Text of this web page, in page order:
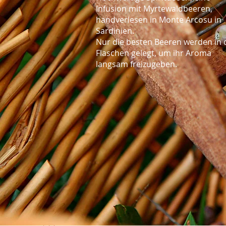
Infusion mit Myrtewaldbeeren,
handverlesen in Monte Arcosu in
Sardinien.
Nur die besten Beeren werden in
Flaschen gelegt, um ihr Aroma
langsam freizugeben.